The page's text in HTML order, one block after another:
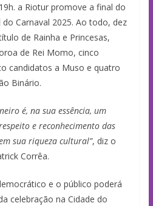
a Riotur promove a final do
Carnaval 2025. Ao todo, dez
de Rainha e Princesas,
de Rei Momo, cinco
candidatos a Muso e quatro
Binário.
é, na sua essência, um
e reconhecimento das
sua riqueza cultural”, diz o
Corrêa.
e o público poderá
celebração na Cidade do